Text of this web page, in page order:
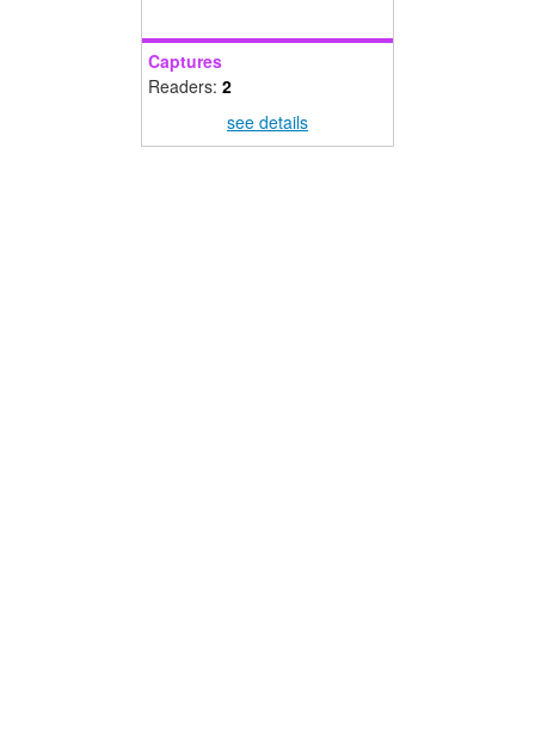
Captures
Readers: 2
see details